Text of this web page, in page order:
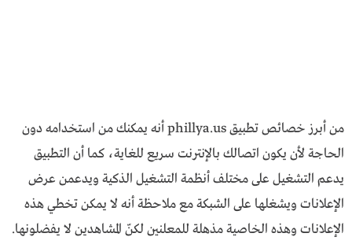
من أبرز خصائص تطبيق phillya.us أنه يمكنك من استخدامه دون
الحاجة لأن يكون اتصالك بالإنترنت سريع للغاية، كما أن التطبيق
يدعم التشغيل على مختلف أنظمة التشغيل الذكية ويدعمن عرض
الإعلانات ويشغلها على الشبكة مع ملاحظة أنه لا يمكن تخطي هذه
الإعلانات وهذه الخاصية مذهلة للمعلنين لكنّ المشاهدين لا يفضلونها.